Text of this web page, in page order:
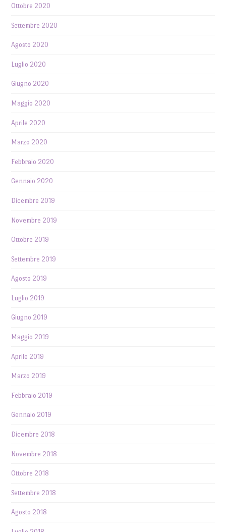
Ottobre 2020
Settembre 2020
Agosto 2020
Luglio 2020
Giugno 2020
Maggio 2020
Aprile 2020
Marzo 2020
Febbraio 2020
Gennaio 2020
Dicembre 2019
Novembre 2019
Ottobre 2019
Settembre 2019
Agosto 2019
Luglio 2019
Giugno 2019
Maggio 2019
Aprile 2019
Marzo 2019
Febbraio 2019
Gennaio 2019
Dicembre 2018
Novembre 2018
Ottobre 2018
Settembre 2018
Agosto 2018